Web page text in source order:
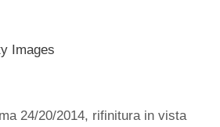
Images
24/20/2014, rifinitura in vista